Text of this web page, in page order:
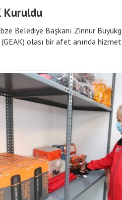
Kuruldu
Belediye Başkanı Zinnur
olası bir afet anında